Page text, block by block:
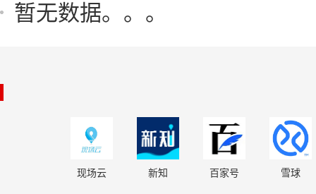
暂无数据。。。
现场云 新知 百家号 雪球